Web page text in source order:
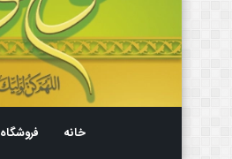
خانه فروشگاه